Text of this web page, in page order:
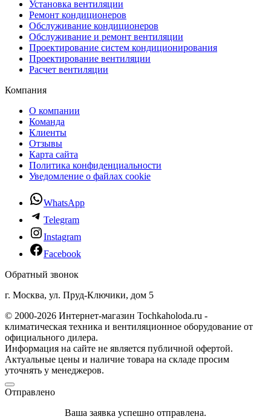
Установка вентиляции
Ремонт кондиционеров
Обслуживание кондиционеров
Обслуживание и ремонт вентиляции
Проектирование систем кондиционирования
Проектирование вентиляции
Расчет вентиляции
Компания
О компании
Команда
Клиенты
Отзывы
Карта сайта
Политика конфиденциальности
Уведомление о файлах cookie
WhatsApp
Telegram
Instagram
Facebook
Обратный звонок
г. Москва, ул. Пруд-Ключики, дом 5
© 2000-2026 Интернет-магазин Tochkaholoda.ru -
климатическая техника и вентиляционное оборудование от
официального дилера.
Информация на сайте не является публичной офертой.
Актуальные цены и наличие товара на складе просим
уточнять у менеджеров.
Отправлено
Ваша заявка успешно отправлена.